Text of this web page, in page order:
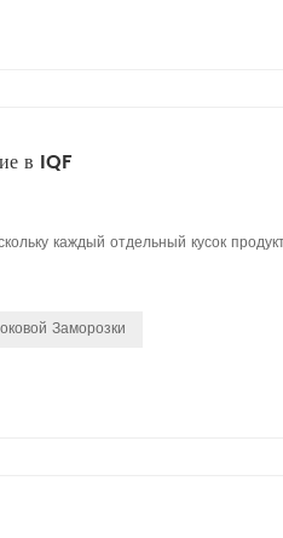
в IQF
каждый отдельный кусок
Заморозки